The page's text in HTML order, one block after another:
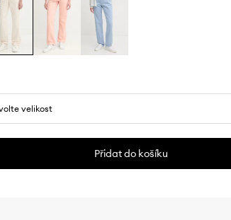
velikost
Přidat do košíku